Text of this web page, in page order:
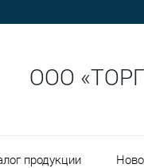
ООО
продукции